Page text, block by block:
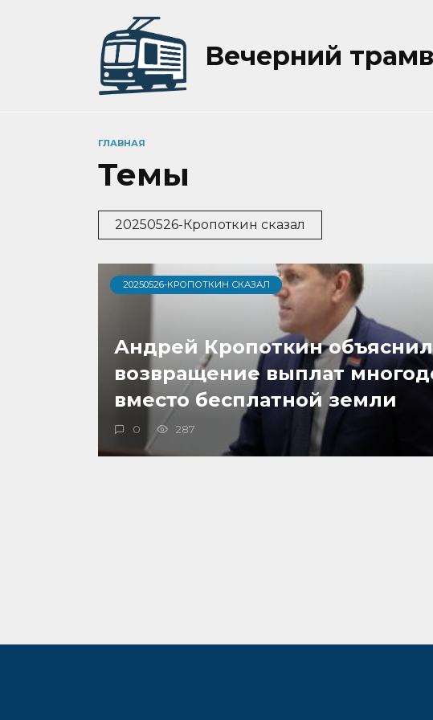
Вечерний
ГЛАВНАЯ
Темы
20250526-Кропоткин сказал
20250526-КРОПОТКИН СКАЗАЛ
Андрей Кропоткин объяснил
возвращение выплат
вместо бесплатной земли
0 287